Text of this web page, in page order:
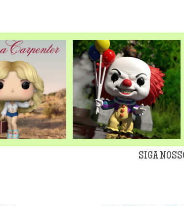
SIGA